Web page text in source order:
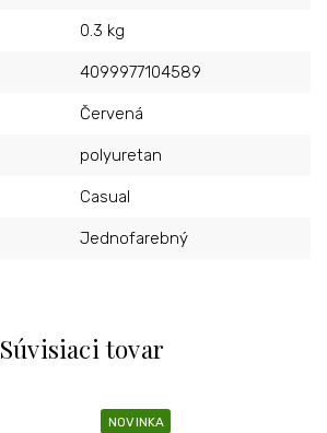
Súvisiaci tovar
NOVINKA
0.3 kg
4099977104589
Červená
polyuretan
Casual
Jednofarebný